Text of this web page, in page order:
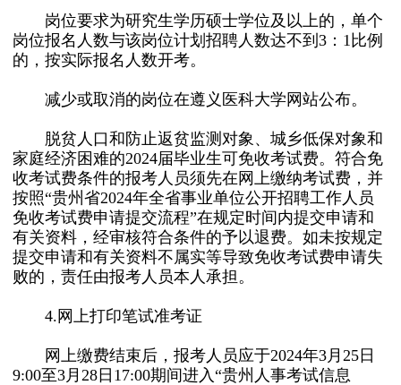
岗位要求为研究生学历硕士学位及以上的，单个
岗位报名人数与该岗位计划招聘人数达不到3：1比例
的，按实际报名人数开考。
减少或取消的岗位在遵义医科大学网站公布。
脱贫人口和防止返贫监测对象、城乡低保对象和
家庭经济困难的2024届毕业生可免收考试费。符合免
收考试费条件的报考人员须先在网上缴纳考试费，并
按照“贵州省2024年全省事业单位公开招聘工作人员
免收考试费申请提交流程”在规定时间内提交申请和
有关资料，经审核符合条件的予以退费。如未按规定
提交申请和有关资料不属实等导致免收考试费申请失
败的，责任由报考人员本人承担。
4.网上打印笔试准考证
网上缴费结束后，报考人员应于2024年3月25日
9:00至3月28日17:00期间进入“贵州人事考试信息